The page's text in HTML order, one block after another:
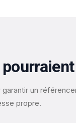
un
propre.